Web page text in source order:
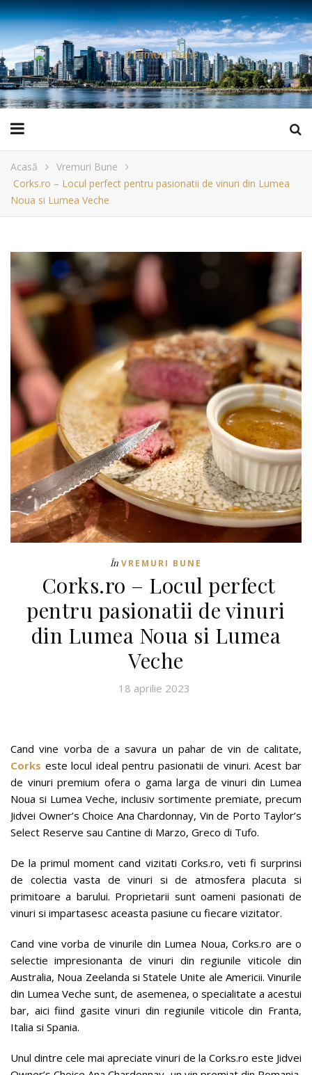
Acasă
Vremuri Bune
Corks.ro – Locul perfect pentru pasionatii de vinuri din Lumea
Noua si Lumea Veche
În VREMURI BUNE
Corks.ro – Locul perfect
pentru pasionatii de vinuri
din Lumea Noua si Lumea
Veche
18 aprilie 2023
Cand vine vorba de a savura un pahar de vin de calitate,
Corks este locul ideal pentru pasionatii de vinuri. Acest bar
de vinuri premium ofera o gama larga de vinuri din Lumea
Noua si Lumea Veche, inclusiv sortimente premiate, precum
Jidvei Owner’s Choice Ana Chardonnay, Vin de Porto Taylor’s
Select Reserve sau Cantine di Marzo, Greco di Tufo.
De la primul moment cand vizitati Corks.ro, veti fi surprinsi
de colectia vasta de vinuri si de atmosfera placuta si
primitoare a barului. Proprietarii sunt oameni pasionati de
vinuri si impartasesc aceasta pasiune cu fiecare vizitator.
Cand vine vorba de vinurile din Lumea Noua, Corks.ro are o
selectie impresionanta de vinuri din regiunile viticole din
Australia, Noua Zeelanda si Statele Unite ale Americii. Vinurile
din Lumea Veche sunt, de asemenea, o specialitate a acestui
bar, aici fiind gasite vinuri din regiunile viticole din Franta,
Italia si Spania.
Unul dintre cele mai apreciate vinuri de la Corks.ro este Jidvei